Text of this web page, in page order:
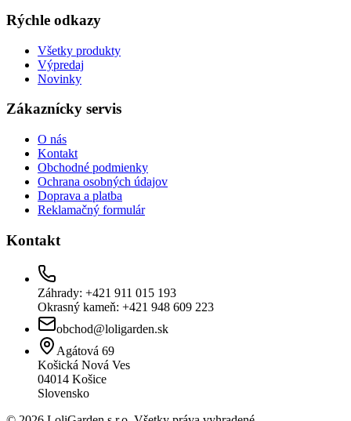
Rýchle odkazy
Všetky produkty
Výpredaj
Novinky
Zákaznícky servis
O nás
Kontakt
Obchodné podmienky
Ochrana osobných údajov
Doprava a platba
Reklamačný formulár
Kontakt
Záhrady: +421 911 015 193
Okrasný kameň: +421 948 609 223
obchod@loligarden.sk
Agátová 69
Košická Nová Ves
04014 Košice
Slovensko